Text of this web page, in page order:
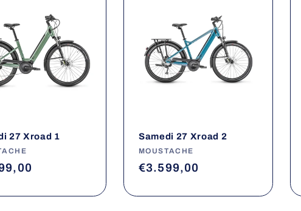
27 Xroad 1
:
Samedi 27 Xroad 2
Fournisseur :
MOUSTACHE
Prix
€3.599,00